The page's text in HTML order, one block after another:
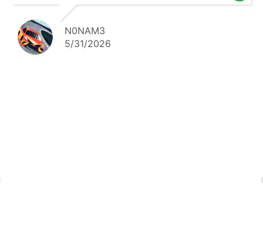
N0NAM3
5/31/2026